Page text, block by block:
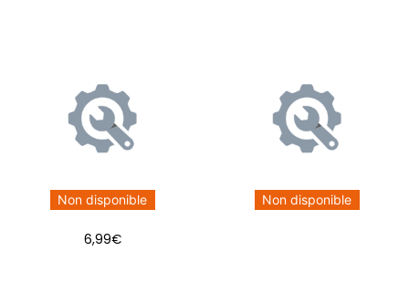
Non disponible
6,99€
Non disponible